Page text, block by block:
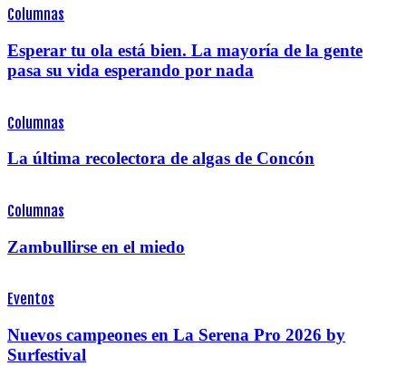
Columnas
Esperar tu ola está bien. La mayoría de la gente
pasa su vida esperando por nada
Columnas
La última recolectora de algas de Concón
Columnas
Zambullirse en el miedo
Eventos
Nuevos campeones en La Serena Pro 2026 by
Surfestival